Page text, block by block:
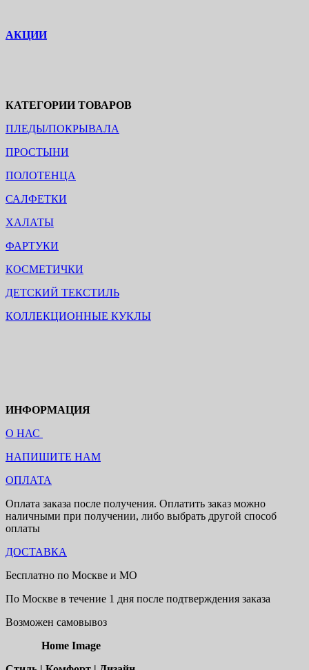
АКЦИИ
КАТЕГОРИИ ТОВАРОВ
ПЛЕДЫ/ПОКРЫВАЛА
ПРОСТЫНИ
ПОЛОТЕНЦА
САЛФЕТКИ
ХАЛАТЫ
ФАРТУКИ
КОСМЕТИЧКИ
ДЕТСКИЙ ТЕКСТИЛЬ
КОЛЛЕКЦИОННЫЕ КУКЛЫ
ИНФОРМАЦИЯ
О НАС
НАПИШИТЕ НАМ
ОПЛАТА
Оплата заказа после получения. Оплатить заказ можно
наличными при получении, либо выбрать другой способ
оплаты
ДОСТАВКА
Бесплатно по Москве и МО
По Москве в течение 1 дня после подтверждения заказа
Возможен самовывоз
Home Image